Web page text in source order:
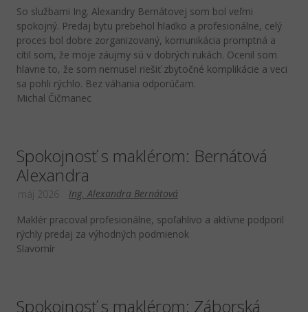
So službami Ing. Alexandry Bernátovej som bol veľmi
spokojný. Predaj bytu prebehol hladko a profesionálne, celý
proces bol dobre zorganizovaný, komunikácia promptná a
cítil som, že moje záujmy sú v dobrých rukách. Ocenil som
hlavne to, že som nemusel riešiť zbytočné komplikácie a veci
sa pohli rýchlo. Bez váhania odporúčam.
Michal Čičmanec
Spokojnosť s maklérom: Bernátová
Alexandra
Ing. Alexandra Bernátová
máj 2026
Maklér pracoval profesionálne, spoľahlivo a aktívne podporil
rýchly predaj za výhodných podmienok
Slavomír
Spokojnosť s maklérom: Záborská